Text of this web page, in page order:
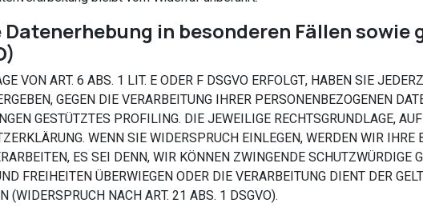
in besonderen Fällen sowie
VON ART. 6 ABS. 1 LIT. E ODER F DSGVO ERFOLGT, HABEN SIE
GEGEN DIE VERARBEITUNG IHRER PERSONENBEZOGENEN
GESTÜTZTES PROFILING. DIE JEWEILIGE RECHTSGRUNDLAGE,
WENN SIE WIDERSPRUCH EINLEGEN, WERDEN WIR IHRE
ES SEI DENN, WIR KÖNNEN ZWINGENDE SCHUTZWÜRDIGE
FREIHEITEN ÜBERWIEGEN ODER DIE VERARBEITUNG DIENT DER
(WIDERSPRUCH NACH ART. 21 ABS. 1 DSGVO).